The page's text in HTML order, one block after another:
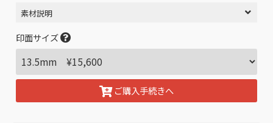
素材説明
印面サイズ
ご購入手続きへ